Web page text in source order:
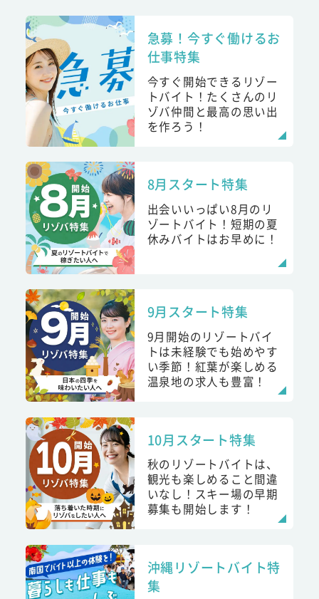
急募！今すぐ働けるお
仕事特集
今すぐ開始できるリゾー
トバイト！たくさんのリ
ゾバ仲間と最高の思い出
を作ろう！
8月スタート特集
出会いいっぱい8月のリ
ゾートバイト！短期の夏
休みバイトはお早めに！
9月スタート特集
9月開始のリゾートバイ
トは未経験でも始めやす
い季節！紅葉が楽しめる
温泉地の求人も豊富！
10月スタート特集
秋のリゾートバイトは、
観光も楽しめること間違
いなし！スキー場の早期
募集も開始します！
沖縄リゾートバイト特
集